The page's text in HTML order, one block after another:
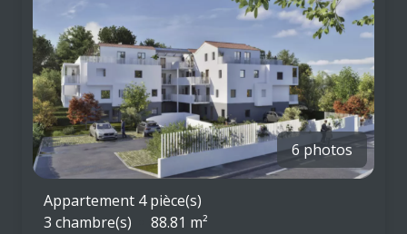
6 photos
Appartement 4 pièce(s)
3 chambre(s)
88.81 m²